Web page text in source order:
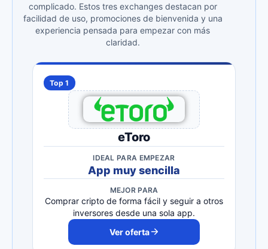
complicado. Estos tres exchanges destacan por
facilidad de uso, promociones de bienvenida y una
experiencia pensada para empezar con más
claridad.
Top 1
eToro
IDEAL PARA EMPEZAR
App muy sencilla
MEJOR PARA
Comprar cripto de forma fácil y seguir a otros
inversores desde una sola app.
Ver oferta